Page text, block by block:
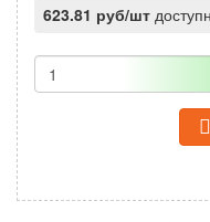
623.81 руб/шт